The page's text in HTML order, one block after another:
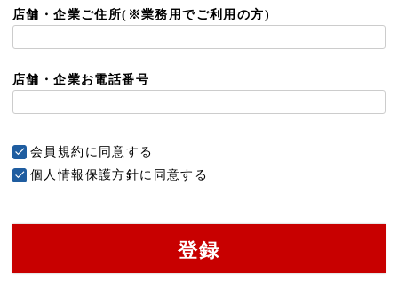
店舗・企業ご住所(※業務用でご利用の方)
店舗・企業お電話番号
会員規約 に同意する
個人情報保護方針に同意する
登録